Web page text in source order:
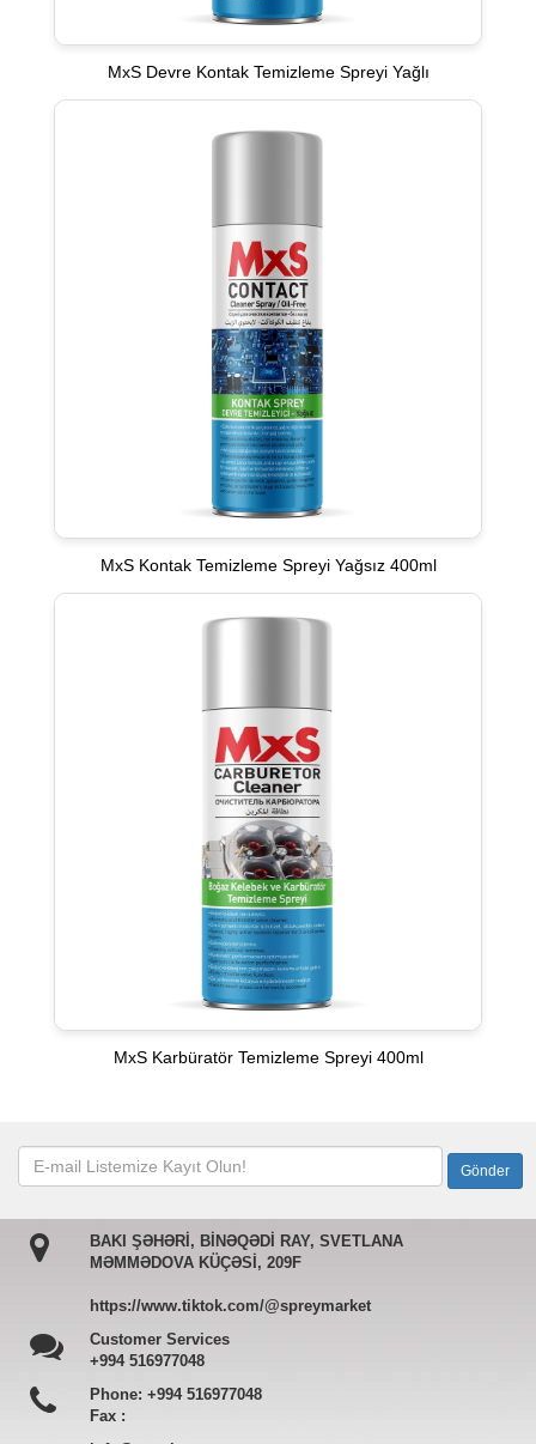
MxS Devre Kontak Temizleme Spreyi Yağlı
MxS Kontak Temizleme Spreyi Yağsız 400ml
MxS Karbüratör Temizleme Spreyi 400ml
BAKI ŞƏHƏRİ, BİNƏQƏDİ RAY, SVETLANA
MƏMMƏDOVA KÜÇƏSİ, 209F
https://www.tiktok.com/@spreymarket
Customer Services
+994 516977048
Phone: +994 516977048
Fax :